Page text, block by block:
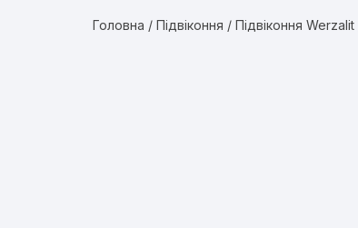
Головна / Підвіконня / Підвіконня Werzalit